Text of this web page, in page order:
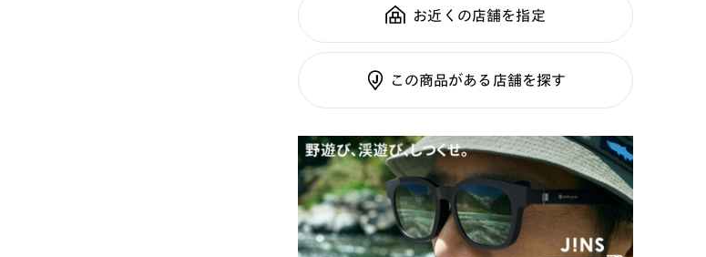
プル(つる)は回転させないでください。
-レンズ-
[紫外線透過率]
0.1%以下
COLOR 00：33%（偏光レンズ）
COLOR 86：38%（ハイコントラストレンズ）
COLOR 97：32%（ドライブレンズ）
※オンラインショップでの購入には、サービスケースに
入れてお届けいたします。
シリーズ： サングラス
フレーム素材：
テンプル：サスティナブル
素材
レンズ交換：
可 ※店舗にて対応 ※保
証条件あり
理のご相談もいつでもお気軽に
ご利用ガイド
お近くの店舗を指定
この商品がある店舗を探す